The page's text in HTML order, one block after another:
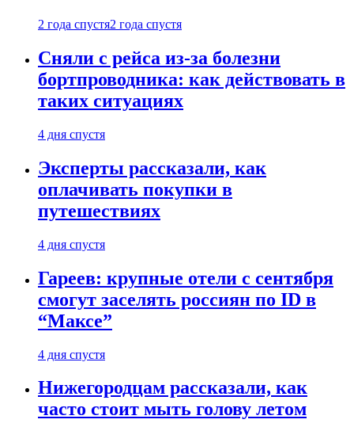
2 года спустя2 года спустя
Сняли с рейса из-за болезни
бортпроводника: как действовать в
таких ситуациях
4 дня спустя
Эксперты рассказали, как
оплачивать покупки в
путешествиях
4 дня спустя
Гареев: крупные отели с сентября
смогут заселять россиян по ID в
“Максе”
4 дня спустя
Нижегородцам рассказали, как
часто стоит мыть голову летом